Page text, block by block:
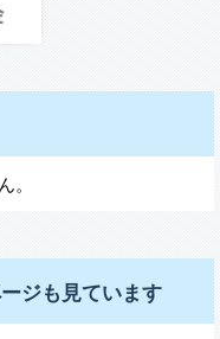
。
ジも見ています